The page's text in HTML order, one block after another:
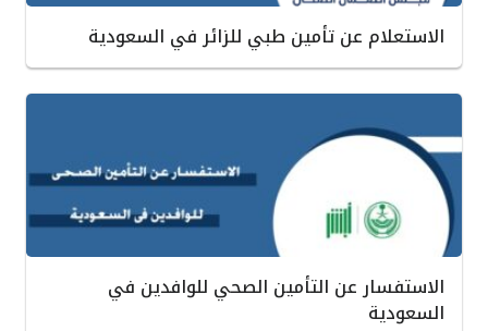
الاستعلام عن تأمين طبي للزائر في السعودية
الاستفسار عن التأمين الصحي للوافدين في
السعودية